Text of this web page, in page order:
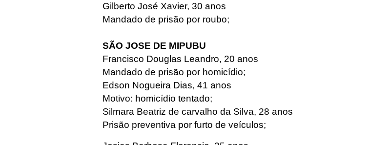
Gilberto José Xavier, 30 anos
Mandado de prisão por roubo;
SÃO JOSE DE MIPUBU
Francisco Douglas Leandro, 20 anos
Mandado de prisão por homicídio;
Edson Nogueira Dias, 41 anos
Motivo: homicídio tentado;
Silmara Beatriz de carvalho da Silva, 28 anos
Prisão preventiva por furto de veículos;